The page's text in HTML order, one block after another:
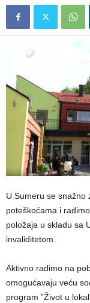
U Sumeru se snažno
poteškoćama i
položaja u skladu sa
invaliditetom.
Aktivno radimo na
omogućavaju veću
program ”Život u